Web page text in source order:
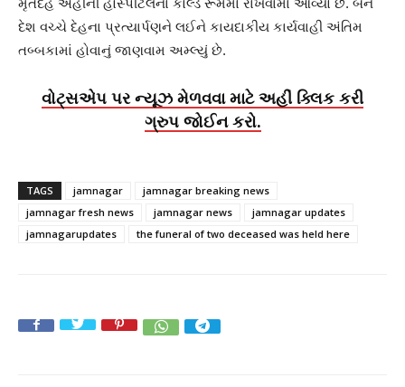
મૃતદેહ અહીંની હોસ્પીટલના કોલ્ડ રૂમમાં રાખવામાં આવ્યો છે. બંને
દેશ વચ્ચે દેહના પ્રત્યાર્પણને લઈને કાયદાકીય કાર્યવાહી અંતિમ
તબ્બકામાં હોવાનું જાણવામ અમ્લ્યું છે.
વોટ્સએપ પર ન્યૂઝ મેળવવા માટે અહીં ક્લિક કરી
ગ્રુપ જોઈન કરો.
TAGS jamnagar
jamnagar breaking news
jamnagar fresh news
jamnagar news
jamnagar updates
jamnagarupdates
the funeral of two deceased was held here